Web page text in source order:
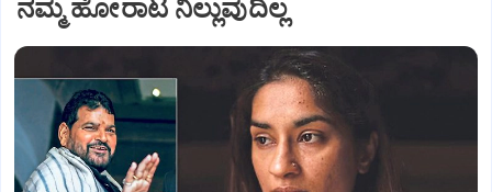
ನಮ್ಮ ಹೋರಾಟ ನಿಲ್ಲುವುದಿಲ್ಲ